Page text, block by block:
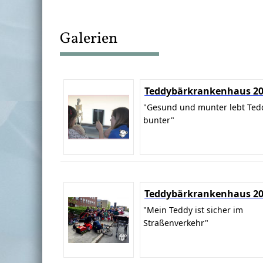
Galerien
Teddybärkrankenhaus
"Gesund und munter lebt
bunter"
Teddybärkrankenhaus
"Mein Teddy ist sicher im
Straßenverkehr"